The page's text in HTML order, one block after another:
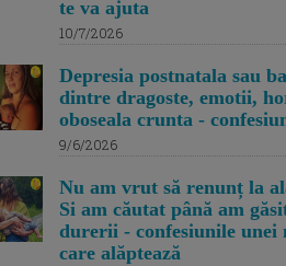
te va ajuta
10/7/2026
Depresia postnatala sau
dintre dragoste, emotii,
oboseala crunta -
9/6/2026
Nu am vrut să renunț la
Si am căutat până am
durerii - confesiunile unei
care alăptează